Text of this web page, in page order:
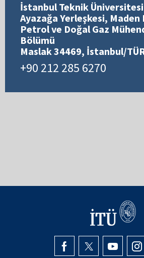
İstanbul Teknik Üniversitesi
Ayazağa Yerleşkesi,
Petrol ve Doğal Gaz
Bölümü
Maslak 34469, İstanbul/
+90 212 285 6270